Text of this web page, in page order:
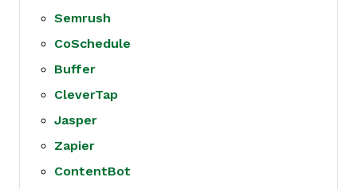
Semrush
CoSchedule
Buffer
CleverTap
Jasper
Zapier
ContentBot